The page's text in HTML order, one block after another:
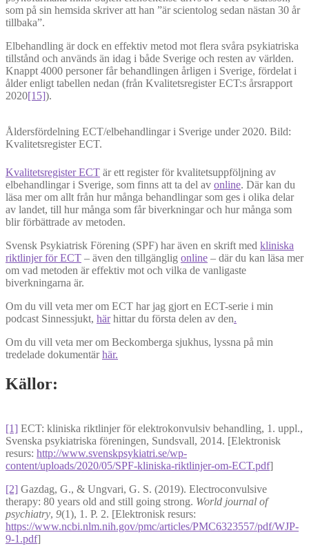
som på sin hemsida skriver att han ”är scientolog sedan nästan 30 år
tillbaka”.
Elbehandling är dock en effektiv metod mot flera svåra psykiatriska
tillstånd och används än idag i både Sverige och resten av världen.
Knappt 4000 personer får behandlingen årligen i Sverige, fördelat i
ålder enligt tabellen nedan (från Kvalitetsregister ECT:s årsrapport
2020[15]).
Åldersfördelning ECT/elbehandlingar i Sverige under 2020. Bild:
Kvalitetsregister ECT.
Kvalitetsregister ECT är ett register för kvalitetsuppföljning av
elbehandlingar i Sverige, som finns att ta del av online. Där kan du
läsa mer om allt från hur många behandlingar som ges i olika delar
av landet, till hur många som får biverkningar och hur många som
blir förbättrade av metoden.
Svensk Psykiatrisk Förening (SPF) har även en skrift med kliniska
riktlinjer för ECT – även den tillgänglig online – där du kan läsa mer
om vad metoden är effektiv mot och vilka de vanligaste
biverkningarna är.
Om du vill veta mer om ECT har jag gjort en ECT-serie i min
podcast Sinnessjukt, härhittar du första delen av den.
Om du vill veta mer om Beckomberga sjukhus, lyssna på min
tredelade dokumentärhär.
Källor:
[1] ECT: kliniska riktlinjer för elektrokonvulsiv behandling, 1. uppl.,
Svenska psykiatriska föreningen, Sundsvall, 2014. [Elektronisk
resurs: http://www.svenskpsykiatri.se/wp-
content/uploads/2020/05/SPF-kliniska-riktlinjer-om-ECT.pdf]
[2] Gazdag, G., & Ungvari, G. S. (2019). Electroconvulsive
therapy: 80 years old and still going strong. World journal of
psychiatry, 9(1), 1. P. 2. [Elektronisk resurs:
https://www.ncbi.nlm.nih.gov/pmc/articles/PMC6323557/pdf/WJP-
9-1.pdf]